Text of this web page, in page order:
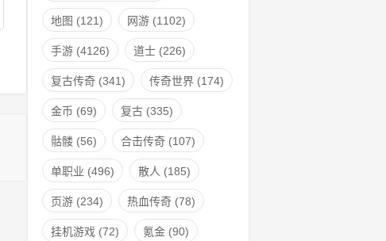
地图 (121) 网游 (1102)
手游 (4126) 道士 (226)
复古传奇 (341) 传奇世界 (174)
金币 (69) 复古 (335)
骷髅 (56) 合击传奇 (107)
单职业 (496) 散人 (185)
页游 (234) 热血传奇 (78)
挂机游戏 (72) 氪金 (90)